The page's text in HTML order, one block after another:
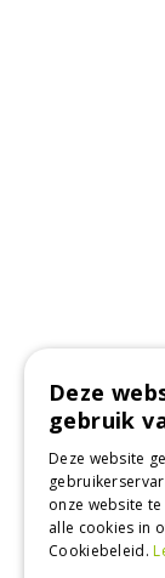
Deze
gebruik
Deze website
onze website
alle cookies in
Cookiebeleid.